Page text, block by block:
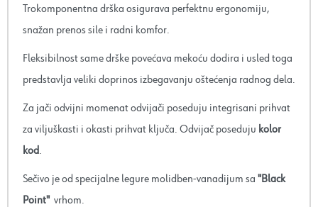
Trokomponentna drška osigurava perfektnu ergonomiju,
snažan prenos sile i radni komfor.
Fleksibilnost same drške povećava mekoću dodira i usled toga
predstavlja veliki doprinos izbegavanju oštećenja radnog dela.
Za jači odvijni momenat odvijači poseduju integrisani prihvat
za viljuškasti i okasti prihvat ključa. Odvijač poseduju kolor
kod.
Sečivo je od specijalne legure molidben-vanadijum sa "Black
Point" vrhom.